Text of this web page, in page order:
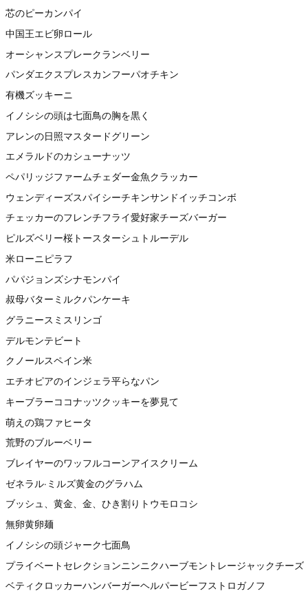
芯のピーカンパイ
中国王エビ卵ロール
オーシャンスプレークランベリー
パンダエクスプレスカンフーパオチキン
有機ズッキーニ
イノシシの頭は七面鳥の胸を黒く
アレンの日照マスタードグリーン
エメラルドのカシューナッツ
ペパリッジファームチェダー金魚クラッカー
ウェンディーズスパイシーチキンサンドイッチコンボ
チェッカーのフレンチフライ愛好家チーズバーガー
ピルズベリー桜トースターシュトルーデル
米ローニピラフ
パパジョンズシナモンパイ
叔母バターミルクパンケーキ
グラニースミスリンゴ
デルモンテビート
クノールスペイン米
エチオピアのインジェラ平らなパン
キーブラーココナッツクッキーを夢見て
萌えの鶏ファヒータ
荒野のブルーベリー
ブレイヤーのワッフルコーンアイスクリーム
ゼネラル·ミルズ黄金のグラハム
ブッシュ、黄金、金、ひき割りトウモロコシ
無卵黄卵麺
イノシシの頭ジャーク七面鳥
プライベートセレクションニンニクハーブモントレージャックチーズ
ベティクロッカーハンバーガーヘルパービーフストロガノフ